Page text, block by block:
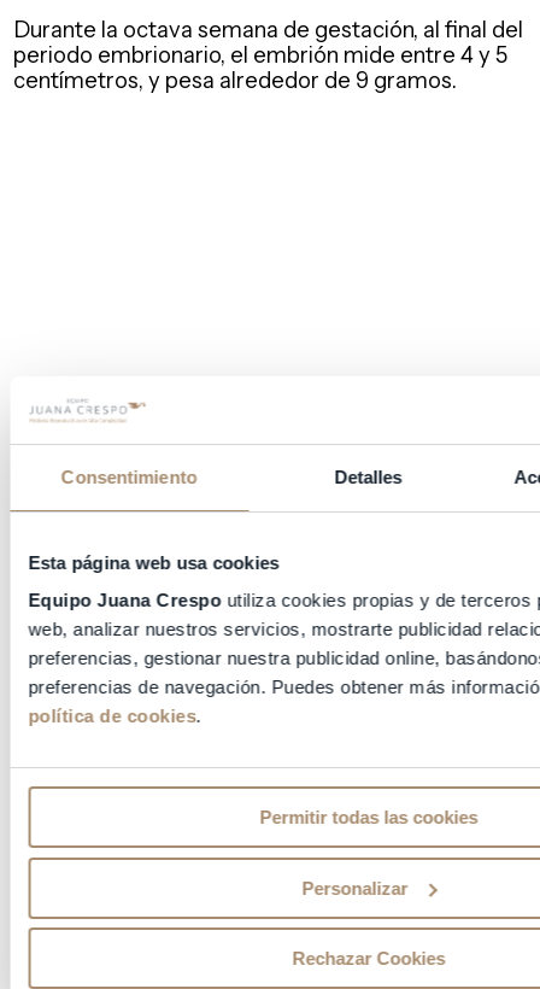
Consentimiento Detalles
Esta página web usa cookies
Equipo Juana Crespoutiliza cookies propias y de terceros
web, analizar nuestros servicios, mostrarte publicidad
preferencias, gestionar nuestra publicidad online,
preferencias de navegación. Puedes obtener más
política de cookies.
Permitir todas las cookies
Personalizar
Rechazar Cookies
Durante la octava semana de gestación, al final del
periodo embrionario, el embrión mide entre 4 y 5
centímetros, y pesa alrededor de 9 gramos.
¿Cuál es la diferencia entre embrión y feto?
Embrión y feto son conceptos que tienden a
confundirse. Por eso, desde Equipo Juana Crespo
intentaremos explicarte de forma sencilla sus
diferencias.
Las etapas biológicas desde la fecundación hasta
desarrollo intrauterino» y son tres: periodo pre
embriónse utilizará
únicamente en las dos primeras, sobre las que
hemos hablado en este post.
El embrión recibe este nombre desde la
implantación hasta la octava semana de gestación;
después, pasará a denominarse feto.